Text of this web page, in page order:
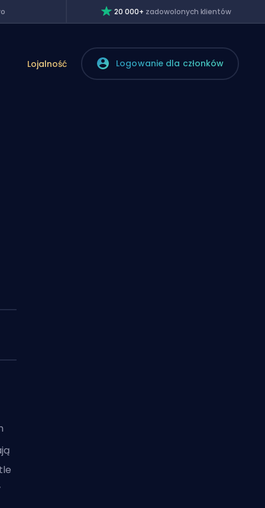
20 000+ zadowolonych klientów
Lojalność Logowanie dla członków